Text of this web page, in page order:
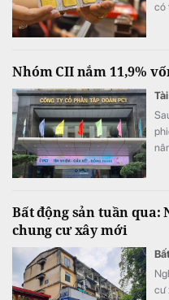
có
Nhóm CII nắm 11,9%
Bất động sản tuần qua:
chung cư xây mới
cư